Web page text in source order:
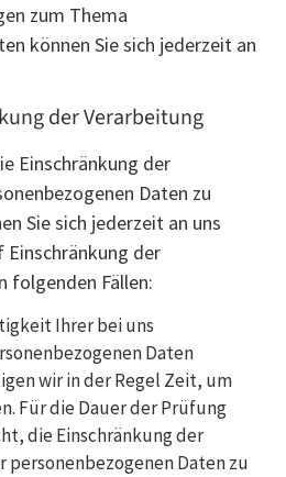
zum Thema
können Sie sich jederzeit an
der Verarbeitung
Einschränkung der
Daten zu
Sie sich jederzeit an uns
Einschränkung der
folgenden Fällen:
Ihrer bei uns
Daten
wir in der Regel Zeit, um
Für die Dauer der Prüfung
die Einschränkung der
personenbezogenen Daten zu